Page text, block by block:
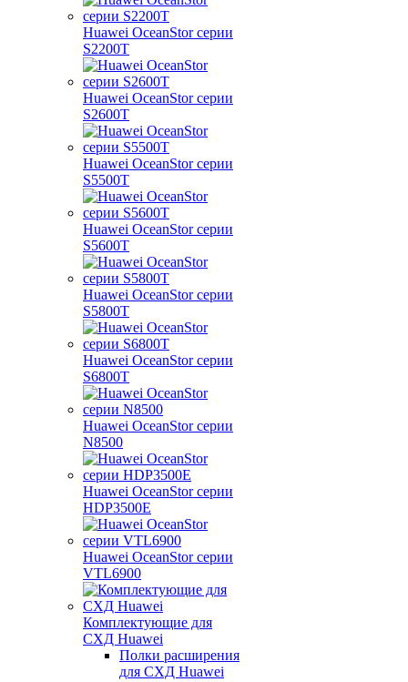
Huawei OceanStor серии
S2200T
Huawei OceanStor серии
S2600T
Huawei OceanStor серии
S5500T
Huawei OceanStor серии
S5600T
Huawei OceanStor серии
S5800T
Huawei OceanStor серии
S6800T
Huawei OceanStor серии
N8500
Huawei OceanStor серии
HDP3500E
Huawei OceanStor серии
VTL6900
Комплектующие для
СХД Huawei
Полки расширения
для СХД Huawei